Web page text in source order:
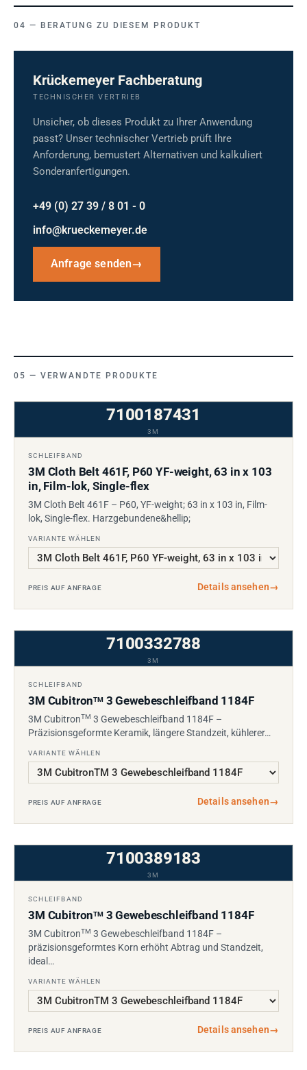
BERATUNG ZU DIESEM PRODUKT
Krückemeyer Fachberatung
TECHNISCHER VERTRIEB
Unsicher, ob dieses Produkt zu Ihrer Anwendung
passt? Unser technischer Vertrieb prüft Ihre
Anforderung, bemustert Alternativen und kalkuliert
Sonderanfertigungen.
+49 (0) 27 39 / 8 01 - 0
info@krueckemeyer.de
Anfrage senden→
VERWANDTE PRODUKTE
7100187431
3M
SCHLEIFBAND
3M Cloth Belt 461F, P60 YF-weight, 63 in x 103
in, Film-lok, Single-flex
3M Cloth Belt 461F – P60, YF-weight; 63 in x 103 in, Film-
lok, Single-flex. Harzgebundene&hellip;
VARIANTE WÄHLEN
PREIS AUF ANFRAGE Details ansehen→
7100332788
3M
SCHLEIFBAND
3M CubitronTM3 Gewebeschleifband 1184F
3M CubitronTM 3 Gewebeschleifband 1184F –
Präzisionsgeformte Keramik, längere Standzeit, kühlerer…
VARIANTE WÄHLEN
PREIS AUF ANFRAGE Details ansehen→
7100389183
3M
SCHLEIFBAND
3M CubitronTM3 Gewebeschleifband 1184F
3M CubitronTM 3 Gewebeschleifband 1184F –
präzisionsgeformtes Korn erhöht Abtrag und Standzeit,
ideal…
VARIANTE WÄHLEN
PREIS AUF ANFRAGE Details ansehen→